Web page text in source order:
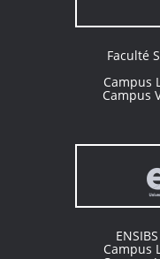
Faculté
Campus
Campus
Campus